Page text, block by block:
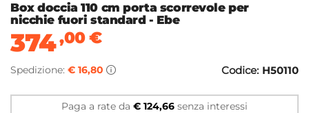
Box doccia 110 cm porta scorrevole per
nicchie fuori standard - Ebe
374,00€
Spedizione: € 16,80 Codice: H50110
Paga a rate da € 124,66 senza interessi